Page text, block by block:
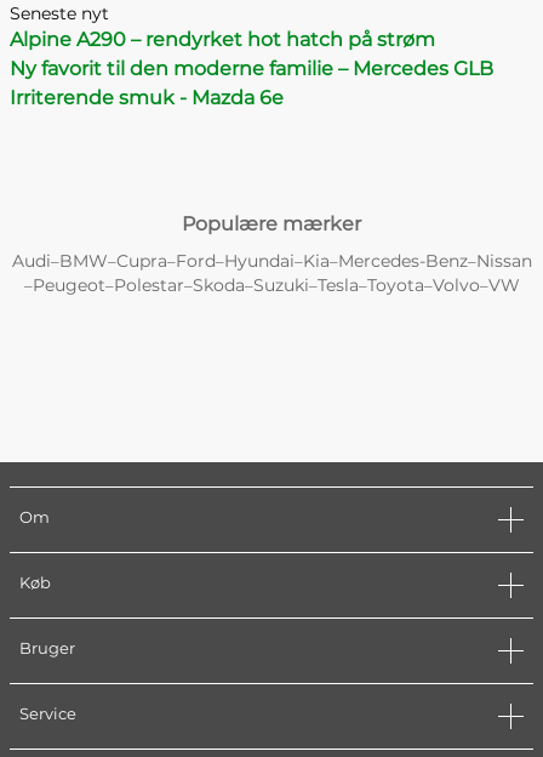
Seneste nyt
Alpine A290 – rendyrket hot hatch på strøm
Ny favorit til den moderne familie – Mercedes GLB
Irriterende smuk - Mazda 6e
Populære mærker
Audi–BMW–Cupra–Ford–Hyundai–Kia–Mercedes-Benz–Nissan
–Peugeot–Polestar–Skoda–Suzuki–Tesla–Toyota–Volvo–VW
Om
Køb
Bruger
Service